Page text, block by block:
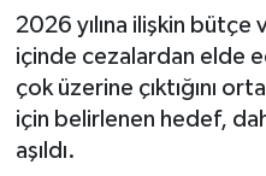
2026 yılına ilişkin
içinde cezalardan elde
çok üzerine çıktığını
için belirlenen hedef,
aşıldı.
Eğitim
Kültür Sanat
Tüm Manşetler
Son Dakika Haberleri